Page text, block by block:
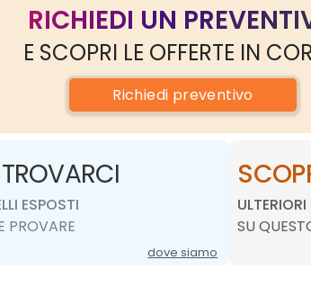
RICHIEDI UN
E SCOPRI LE OFFERTE IN
Richiedi preventivo
ESPOSTI
PROVARE
dove siamo
SU